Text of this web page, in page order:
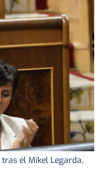
él Mikel Legarda,